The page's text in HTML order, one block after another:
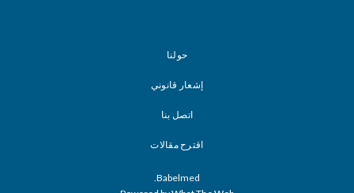
حولنا
إشعار قانوني
اتصل بنا
اقترح مقالات
Babelmed.